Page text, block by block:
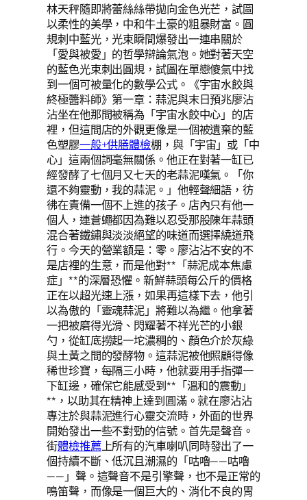
林天秤隨即將蕾絲絲帶拋向金色光芒，試圖
以柔性的美學，中和牛土豪的粗暴財富。圓
規刺中藍光，光束瞬間爆發出一連串關於
「愛與被愛」的哲學辯論氣泡。她對著天空
的藍色光束刺出圓規，試圖在單戀傻氣中找
到一個可被量化的數學公式。《宇宙水餃與
終極醬料師》第一章：蒜泥與末日預兆廖沾
沾坐在他那間被稱為「宇宙水餃中心」的店
裡，但這間店的外觀更像是一個被遺棄的藍
色塑膠一般+供膳體檢棚，與「宇宙」或「中
心」這兩個詞毫無關係。他正在對著一缸已
經發酵了七個月又七天的老蒜泥嘆氣。「你
還不夠靈動，我的蒜泥。」他輕聲細語，彷
彿在責備一個不上進的孩子。店內只有他一
個人，連蒼蠅都因為難以忍受那股陳年蒜頭
混合著鐵鏽與淡淡絕望的味道而選擇繞道飛
行。今天的營業額是：零。廖沾沾不安的不
是店裡的生意，而是他對**「蒜泥成本焦慮
症」**的深層恐懼。新鮮蒜頭每公斤的價格
正在以超光速上漲，如果再這樣下去，他引
以為傲的「靈魂蒜泥」將難以為繼。他拿著
一把被磨得光滑、閃耀著不祥光芒的小銀
勺，從缸底撈起一坨濃稠的、顏色介於灰綠
與土黃之間的發酵物。這蒜泥被他照顧得像
稀世珍寶，每隔三小時，他就要用手指彈一
下缸邊，確保它能感受到**「溫和的震動」
**，以助其在精神上達到圓滿。就在廖沾沾
專注於與蒜泥進行心靈交流時，外面的世界
開始發出一些不對勁的信號。首先是聲音。
街體檢推薦上所有的汽車喇叭同時發出了一
個持續不斷、低沉且潮濕的「咕嚕——咕嚕
——」聲。這聲音不是引擎聲，也不是正常的
鳴笛聲，而像是一個巨大的、消化不良的胃